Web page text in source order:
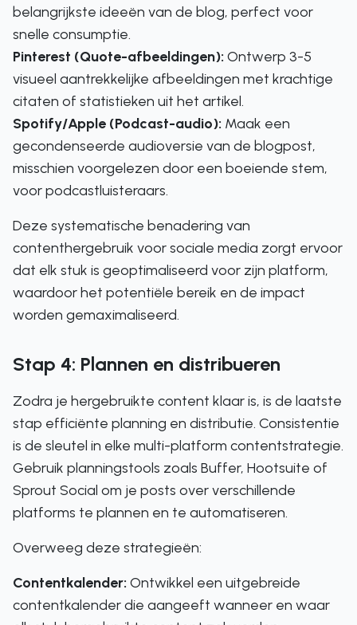
belangrijkste ideeën van de blog, perfect voor
snelle consumptie.
Pinterest (Quote-afbeeldingen): Ontwerp 3-5
visueel aantrekkelijke afbeeldingen met krachtige
citaten of statistieken uit het artikel.
Spotify/Apple (Podcast-audio): Maak een
gecondenseerde audioversie van de blogpost,
misschien voorgelezen door een boeiende stem,
voor podcastluisteraars.
Deze systematische benadering van
contenthergebruik voor sociale media zorgt ervoor
dat elk stuk is geoptimaliseerd voor zijn platform,
waardoor het potentiële bereik en de impact
worden gemaximaliseerd.
Stap 4: Plannen en distribueren
Zodra je hergebruikte content klaar is, is de laatste
stap efficiënte planning en distributie. Consistentie
is de sleutel in elke multi-platform contentstrategie.
Gebruik planningstools zoals Buffer, Hootsuite of
Sprout Social om je posts over verschillende
platforms te plannen en te automatiseren.
Overweeg deze strategieën:
Contentkalender: Ontwikkel een uitgebreide
contentkalender die aangeeft wanneer en waar